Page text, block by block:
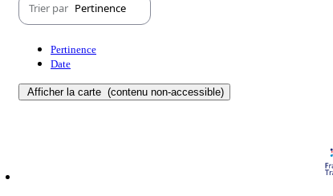
Trier par Pertinence
Pertinence
Date
Afficher la carte (contenu non-accessible)